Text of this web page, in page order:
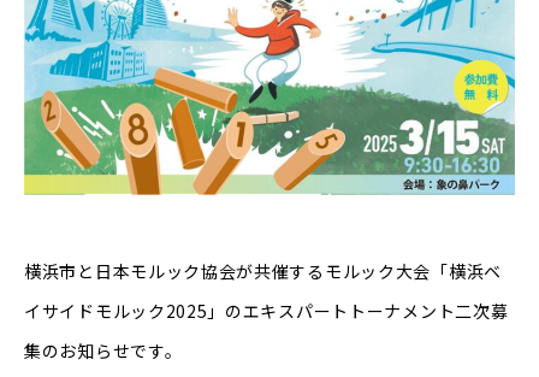
横浜市と日本モルック協会が共催するモルック大会「横浜ベ
イサイドモルック2025」のエキスパートトーナメント二次募
集のお知らせです。